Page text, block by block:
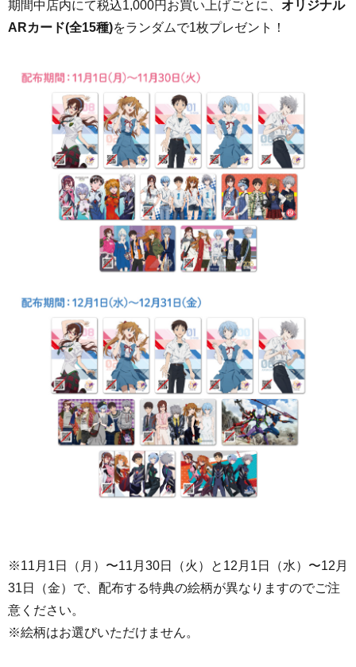
期間中店内にて税込1,000円お買い上げごとに、 オリジナル
ARカード(全15種)をランダムで1枚プレゼント！
※11月1日（月）〜11月30日（火）と12月1日（水）〜12月
31日（金）で、配布する特典の絵柄が異なりますのでご注
意ください。
※絵柄はお選びいただけません。